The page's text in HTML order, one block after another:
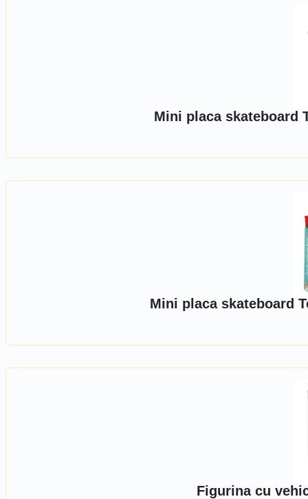
Mini placa skateboard
Mini placa skateboard
Figurina cu